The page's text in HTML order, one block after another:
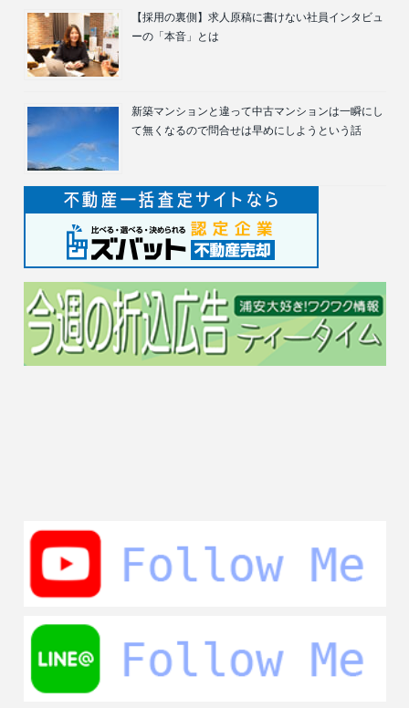
【採用の裏側】求人原稿に書けない社員インタビュ
ーの「本音」とは
新築マンションと違って中古マンションは一瞬にし
て無くなるので問合せは早めにしようという話